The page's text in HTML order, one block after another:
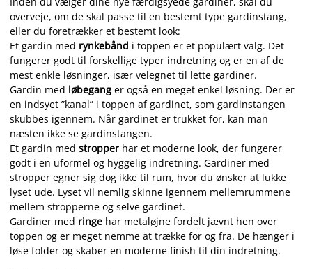
overveje, om de skal passe til en bestemt type gardinstang,
eller du foretrækker et bestemt look:
Et gardin med rynkebånd i toppen er et populært valg. Det
fungerer godt til forskellige typer indretning og er en af ​​de
mest enkle løsninger, især velegnet til lette gardiner.
Gardin med løbegang er også en meget enkel løsning. Der er
en indsyet ”kanal” i toppen af gardinet, som gardinstangen
skubbes igennem. Når gardinet er trukket for, kan man
næsten ikke se gardinstangen.
Et gardin med stropper har et moderne look, der fungerer
godt i en uformel og hyggelig indretning. Gardiner med
stropper egner sig dog ikke til rum, hvor du ønsker at lukke
lyset ude. Lyset vil nemlig skinne igennem mellemrummene
mellem stropperne og selve gardinet.
Gardiner med ringe har metaløjne fordelt jævnt hen over
toppen og er meget nemme at trække for og fra. De hænger i
løse folder og skaber en moderne finish til din indretning.